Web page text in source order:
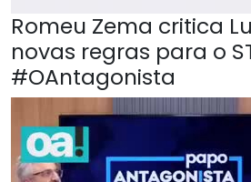
Romeu Zema critica
novas regras para o
#OAntagonista